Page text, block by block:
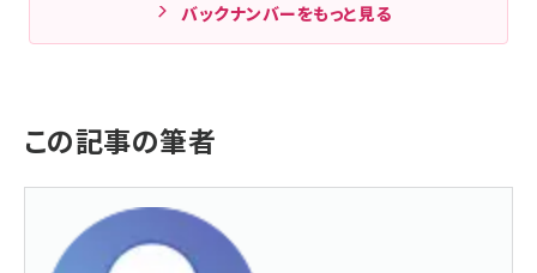
バックナンバーをもっと見る
この記事の筆者